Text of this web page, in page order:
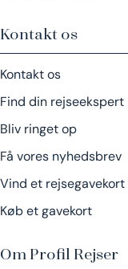
Kontakt os
Kontakt os
Find din rejseekspert
Bliv ringet op
Få vores nyhedsbrev
Vind et rejsegavekort
Køb et gavekort
Om Profil Rejser